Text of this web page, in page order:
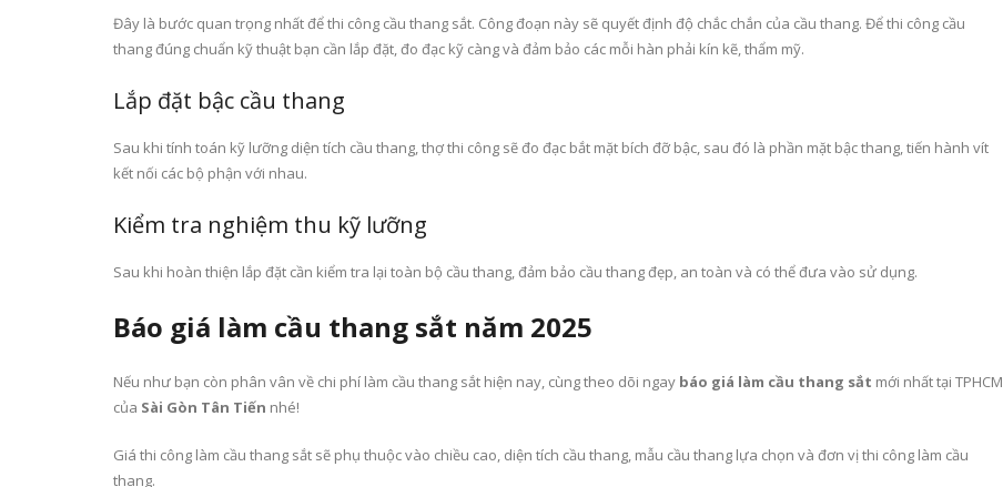
Đây là bước quan trọng nhất để thi công cầu thang sắt. Công đoạn này sẽ quyết định độ chắc chắn của cầu thang. Để thi công cầu
thang đúng chuẩn kỹ thuật bạn cần lắp đặt, đo đạc kỹ càng và đảm bảo các mỗi hàn phải kín kẽ, thẩm mỹ.
Lắp đặt bậc cầu thang
Sau khi tính toán kỹ lưỡng diện tích cầu thang, thợ thi công sẽ đo đạc bắt mặt bích đỡ bậc, sau đó là phần mặt bậc thang, tiến hành vít
kết nối các bộ phận với nhau.
Kiểm tra nghiệm thu kỹ lưỡng
Sau khi hoàn thiện lắp đặt cần kiểm tra lại toàn bộ cầu thang, đảm bảo cầu thang đẹp, an toàn và có thể đưa vào sử dụng.
Báo giá làm cầu thang sắt năm 2025
Nếu như bạn còn phân vân về chi phí làm cầu thang sắt hiện nay, cùng theo dõi ngay báo giá làm cầu thang sắt mới nhất tại TPHCM
của Sài Gòn Tân Tiến nhé!
Giá thi công làm cầu thang sắt sẽ phụ thuộc vào chiều cao, diện tích cầu thang, mẫu cầu thang lựa chọn và đơn vị thi công làm cầu
thang.